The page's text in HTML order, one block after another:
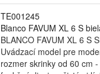
TE001245
Blanco FAVUM XL 6 S
BLANCO FAVUM XL 6 S
Uvádzací model pre
rozmer skrinky od 60 cm